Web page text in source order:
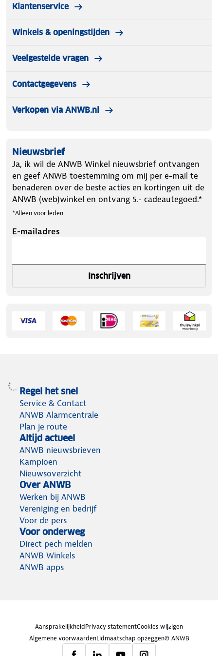
dag biedt Stanley een breed scala aan producten,
en meer. Voor elk avontuur in het leven, vertrouw
Klantenservice
Winkels & openingstijden
Veelgestelde vragen
Contactgegevens
Verkopen via ANWB.nl
Nieuwsbrief
Ja, ik wil de ANWB Winkel nieuwsbrief ontvangen
en geef ANWB toestemming om mij per e-mail te
benaderen over de beste acties en kortingen uit de
ANWB (web)winkel en ontvang 5.- cadeautegoed.*
*Alleen voor leden
E-mailadres
Inschrijven
Regel het snel
Service & Contact
ANWB Alarmcentrale
Plan je route
Altijd actueel
ANWB nieuwsbrieven
Kampioen
Nieuwsoverzicht
Over ANWB
Werken bij ANWB
Vereniging en bedrijf
Voor de pers
Voor onderweg
Direct pech melden
ANWB Winkels
ANWB apps
AansprakelijkheidPrivacy statementCookies wijzigen
Algemene voorwaardenLidmaatschap opzeggen© ANWB